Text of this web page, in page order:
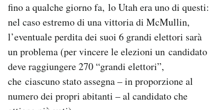
fino a qualche giorno fa, lo Utah era uno di questi:
nel caso estremo di una vittoria di McMullin,
l’eventuale perdita dei suoi 6 grandi elettori sarà
un problema (per vincere le elezioni un candidato
deve raggiungere 270 “grandi elettori”,
che ciascuno stato assegna – in proporzione al
numero dei propri abitanti – al candidato che